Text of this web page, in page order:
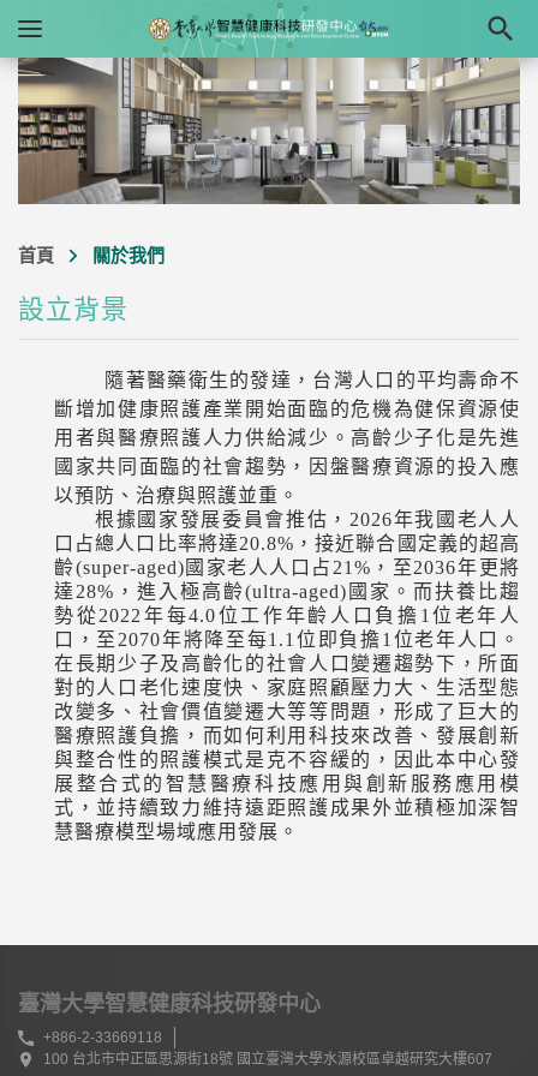

首頁 關於我們
設立背景
隨著醫藥衛生的發達，台灣人口的平均壽命不
斷增加健康照護產業開始面臨的危機為健保資源使
用者與醫療照護人力供給減少。高齡少子化是先進
國家共同面臨的社會趨勢，因盤醫療資源的投入應
以預防、治療與照護並重。
根據國家發展委員會推估， 2026年我國老人人
口占總人口比率將達20.8% ，接近聯合國定義的超高
齡(super-aged) 國家老人人口占 21% ，至2036年更將
達 28% ，進入極高齡(ultra-aged) 國家。而扶養比趨
勢從2022 年每4.0位工作年齡人口負擔 1 位老年人
口，至 2070年將降至每1.1 位即負擔1 位老年人口。
在長期少子及高齡化的社會人口變遷趨勢下，所面
對的人口老化速度快、家庭照顧壓力大、生活型態
改變多、社會價值變遷大等等問題，形成了巨大的
醫療照護負擔，而如何利用科技來改善、發展創新
與整合性的照護模式是克不容緩的，因此本中心發
展整合式的智慧醫療科技應用與創新服務應用模
式，並持續致力維持遠距照護成果外並積極加深智
慧醫療模型場域應用發展。
臺灣大學智慧健康科技研發中心
+886-2-33669118
100 台北市中正區思源街18號 國立臺灣大學水源校區卓越研究大樓607